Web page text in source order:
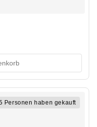
Personen haben gekauft